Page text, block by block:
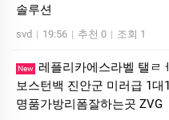
솔루션
svd | 19:56 | 추천 0 | 조회 1
New 레플리카에스라벨 탤ㄹ
보스턴백 진안군 미러급 1
명품가방리폼잘하는곳 ZVG